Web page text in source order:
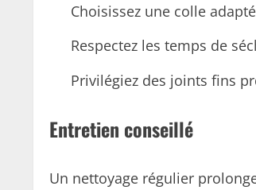
Choisissez une colle
Respectez les temps de
Privilégiez des joints fins
Entretien conseillé
Un nettoyage régulier